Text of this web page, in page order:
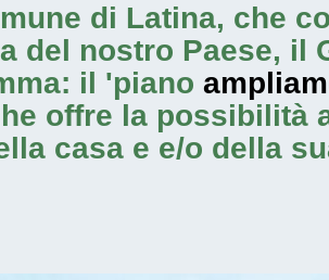
di Latina, che
del nostro Paese, il
il 'piano
offre la possibilità
casa e e/o della